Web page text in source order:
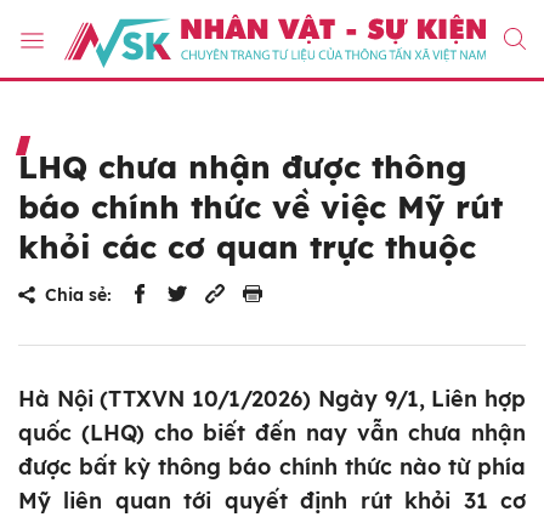
LHQ chưa nhận được thông
báo chính thức về việc Mỹ rút
khỏi các cơ quan trực thuộc
Chia sẻ:
Hà Nội (TTXVN 10/1/2026) Ngày 9/1, Liên hợp
quốc (LHQ) cho biết đến nay vẫn chưa nhận
được bất kỳ thông báo chính thức nào từ phía
Mỹ liên quan tới quyết định rút khỏi 31 cơ